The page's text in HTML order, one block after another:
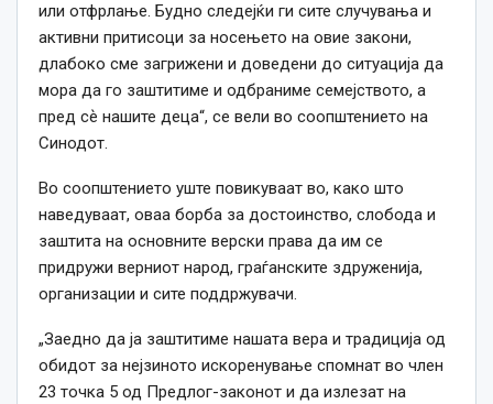
или отфрлање. Будно следејќи ги сите случувања и
активни притисоци за носењето на овие закони,
длабоко сме загрижени и доведени до ситуација да
мора да го заштитиме и одбраниме семејството, а
пред сѐ нашите деца“, се вели во соопштението на
Синодот.
Во соопштението уште повикуваат во, како што
наведуваат, оваа борба за достоинство, слобода и
заштита на основните верски права да им се
придружи верниот народ, граѓанските здруженија,
организации и сите поддржувачи.
„Заедно да ја заштитиме нашата вера и традиција од
обидот за нејзиното искоренување спомнат во член
23 точка 5 од Предлог-законот и да излезат на